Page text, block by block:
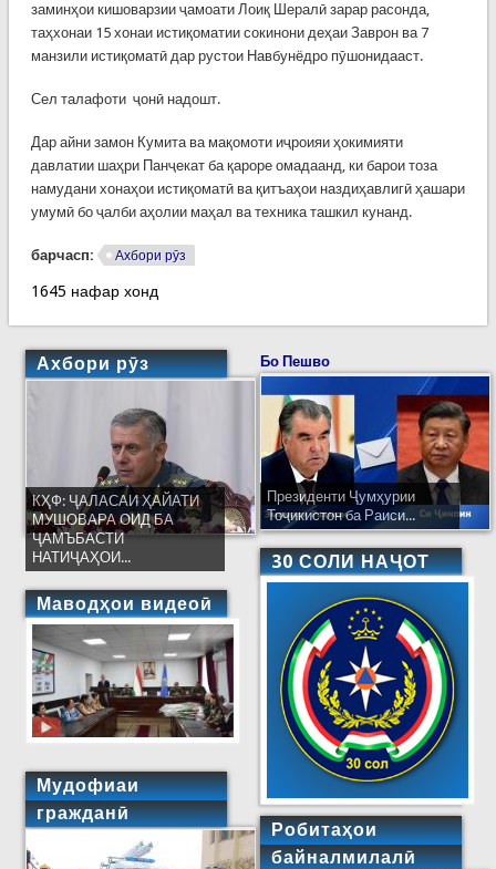
заминҳои кишоварзии ҷамоати Лоиқ Шералӣ зарар расонда,
таҳхонаи 15 хонаи истиқоматии сокинони деҳаи Заврон ва 7
манзили истиқоматӣ дар рустои Навбунёдро пӯшонидааст.
Сел талафоти ҷонӣ надошт.
Дар айни замон Кумита ва мақомоти иҷроияи ҳокимияти
давлатии шаҳри Панҷекат ба қароре омадаанд, ки барои тоза
намудани хонаҳои истиқоматӣ ва қитъаҳои наздиҳавлигӣ ҳашари
умумӣ бо ҷалби аҳолии маҳал ва техника ташкил кунанд.
барчасп: Ахбори рӯз
1645 нафар хонд
Ахбори рӯз
КҲФ: ҶАЛАСАИ ҲАЙАТИ
МУШОВАРА ОИД БА
ҶАМЪБАСТИ
НАТИҶАҲОИ...
Маводҳои видеоӣ
Мудофиаи
гражданӣ
Бо Пешво
Президенти Ҷумҳурии
Тоҷикистон ба Раиси...
30 СОЛИ НАҶОТ
Робитаҳои
байналмилалӣ